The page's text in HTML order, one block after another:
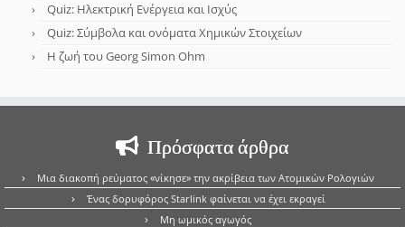
Quiz: Ηλεκτρική Ενέργεια και Ισχύς
Quiz: Σύμβολα και ονόματα Χημικών Στοιχείων
Η ζωή του Georg Simon Ohm
Πρόσφατα άρθρα
Μια διακοπή ρεύματος «νίκησε» την ακρίβεια των Ατομικών Ρολογιών
Ένας δορυφόρος Starlink φαίνεται να έχει εκραγεί
Μη ωμικός αγωγός